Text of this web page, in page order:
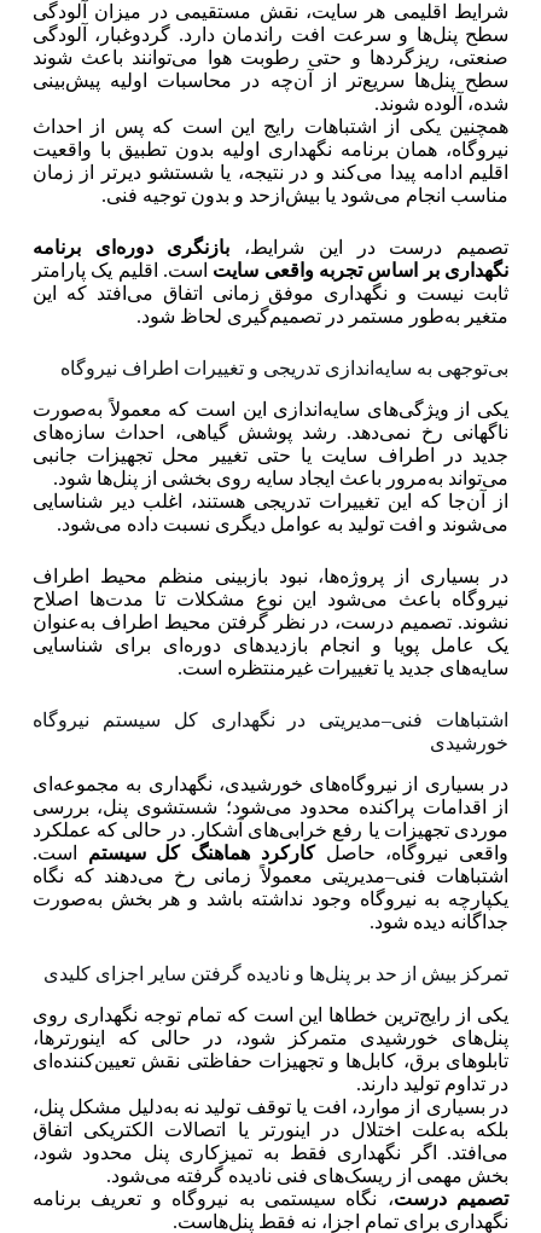
شرایط اقلیمی هر سایت، نقش مستقیمی در میزان آلودگی
سطح پنل‌ها و سرعت افت راندمان دارد. گردوغبار، آلودگی
صنعتی، ریزگردها و حتی رطوبت هوا می‌توانند باعث شوند
سطح پنل‌ها سریع‌تر از آن‌چه در محاسبات اولیه پیش‌بینی
شده، آلوده شوند.
همچنین یکی از اشتباهات رایج این است که پس از احداث
نیروگاه، همان برنامه نگهداری اولیه بدون تطبیق با واقعیت
اقلیم ادامه پیدا می‌کند و در نتیجه، یا شستشو دیرتر از زمان
مناسب انجام می‌شود یا بیش‌ازحد و بدون توجیه فنی.
تصمیم درست در این شرایط، بازنگری دوره‌ای برنامه
نگهداری بر اساس تجربه واقعی سایت است. اقلیم یک پارامتر
ثابت نیست و نگهداری موفق زمانی اتفاق می‌افتد که این
متغیر به‌طور مستمر در تصمیم‌گیری لحاظ شود.
بی‌توجهی به سایه‌اندازی تدریجی و تغییرات اطراف نیروگاه
یکی از ویژگی‌های سایه‌اندازی این است که معمولاً به‌صورت
ناگهانی رخ نمی‌دهد. رشد پوشش گیاهی، احداث سازه‌های
جدید در اطراف سایت یا حتی تغییر محل تجهیزات جانبی
می‌تواند به‌مرور باعث ایجاد سایه روی بخشی از پنل‌ها شود.
از آن‌جا که این تغییرات تدریجی هستند، اغلب دیر شناسایی
می‌شوند و افت تولید به عوامل دیگری نسبت داده می‌شود.
در بسیاری از پروژه‌ها، نبود بازبینی منظم محیط اطراف
نیروگاه باعث می‌شود این نوع مشکلات تا مدت‌ها اصلاح
نشوند. تصمیم درست، در نظر گرفتن محیط اطراف به‌عنوان
یک عامل پویا و انجام بازدیدهای دوره‌ای برای شناسایی
سایه‌های جدید یا تغییرات غیرمنتظره است.
اشتباهات فنی–مدیریتی در نگهداری کل سیستم نیروگاه
خورشیدی
در بسیاری از نیروگاه‌های خورشیدی، نگهداری به مجموعه‌ای
از اقدامات پراکنده محدود می‌شود؛ شستشوی پنل، بررسی
موردی تجهیزات یا رفع خرابی‌های آشکار. در حالی‌ که عملکرد
واقعی نیروگاه، حاصلکارکرد هماهنگ کل سیستم است.
اشتباهات فنی–مدیریتی معمولاً زمانی رخ می‌دهند که نگاه
یکپارچه به نیروگاه وجود نداشته باشد و هر بخش به‌صورت
جداگانه دیده شود.
تمرکز بیش‌ از حد بر پنل‌ها و نادیده گرفتن سایر اجزای کلیدی
یکی از رایج‌ترین خطاها این است که تمام توجه نگهداری روی
پنل‌های خورشیدی متمرکز شود، در حالی‌ که اینورترها،
تابلوهای برق، کابل‌ها و تجهیزات حفاظتی نقش تعیین‌کننده‌ای
در تداوم تولید دارند.
در بسیاری از موارد، افت یا توقف تولید نه به‌دلیل مشکل پنل،
بلکه به‌علت اختلال در اینورتر یا اتصالات الکتریکی اتفاق
می‌افتد. اگر نگهداری فقط به تمیزکاری پنل محدود شود،
بخش مهمی از ریسک‌های فنی نادیده گرفته می‌شود.
تصمیم درست، نگاه سیستمی به نیروگاه و تعریف برنامه
نگهداری برای تمام اجزا، نه فقط پنل‌هاست.